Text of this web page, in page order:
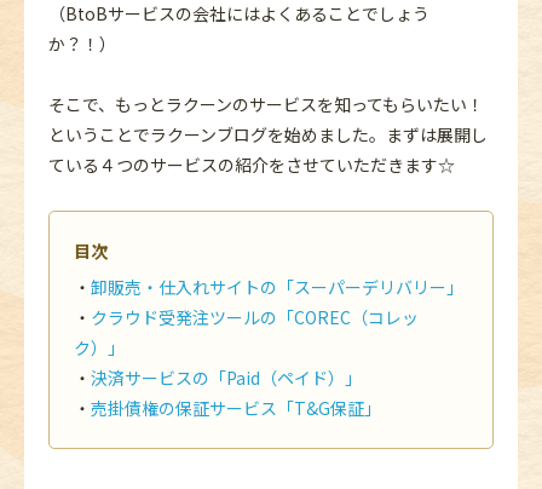
（BtoBサービスの会社にはよくあることでしょう
か？！）
そこで、もっとラクーンのサービスを知ってもらいたい！
ということでラクーンブログを始めました。まずは展開し
ている４つのサービスの紹介をさせていただきます☆
目次
卸販売・仕入れサイトの「スーパーデリバリー」
クラウド受発注ツールの「COREC（コレッ
ク）」
決済サービスの「Paid（ペイド）」
売掛債権の保証サービス「T&G保証」